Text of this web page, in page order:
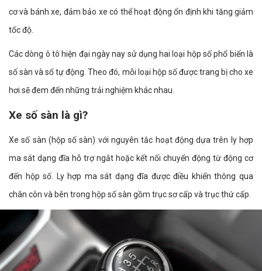
cơ và bánh xe, đảm bảo xe có thể hoạt động ổn định khi tăng giảm
tốc độ.
Các dòng ô tô hiện đại ngày nay sử dụng hai loại hộp số phổ biến là
số sàn và số tự động. Theo đó, mỗi loại hộp số được trang bị cho xe
hơi sẽ đem đến những trải nghiệm khác nhau.
Xe số sàn là gì?
Xe số sàn (hộp số sàn) với nguyên tắc hoạt động dựa trên ly hợp
ma sát dạng đĩa hỗ trợ ngắt hoặc kết nối chuyển động từ động cơ
đến hộp số. Ly hợp ma sát dạng đĩa được điều khiển thông qua
chân côn và bên trong hộp số sàn gồm trục sơ cấp và trục thứ cấp.